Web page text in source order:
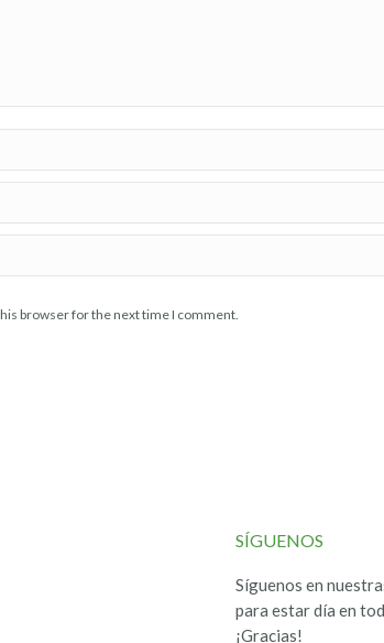
browser for the next time I comment.
SÍGUENOS
Síguenos en
para estar día en
¡Gracias!